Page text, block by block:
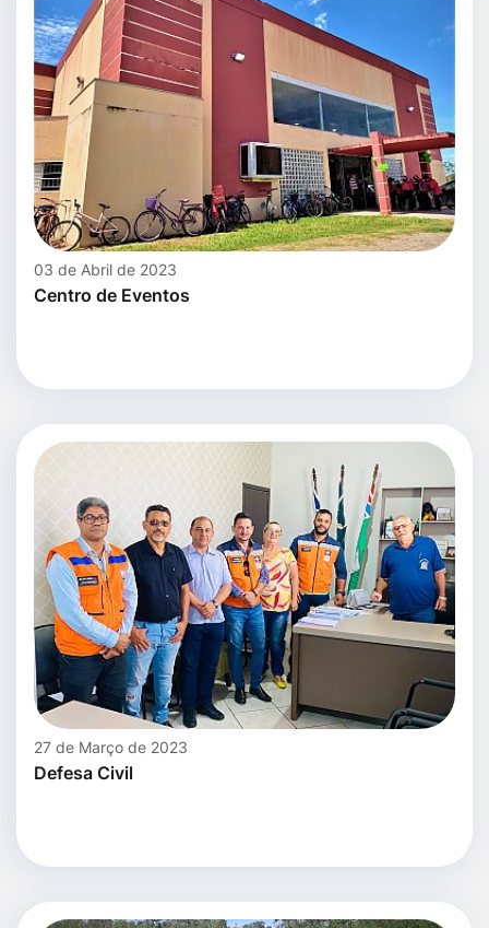
03 de Abril de 2023
Centro de Eventos
27 de Março de 2023
Defesa Civil